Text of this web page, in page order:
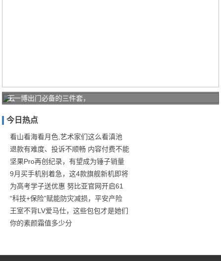
云
“全
民
健
身
日”
系
列
活
王一博出门必备的三件套，
今日热点
看山看海看月色,艺术家们这么看滇池
退款有难度、投诉不顺畅 内容付费不能
坚果Pro再创纪录，有望成为锤子销量
9月买手机别着急，这4款旗舰新机即将
为高考学子送优惠 努比亚官网开启61
“科技+保险”赋能防灾减损，平安产险
王室不背LV爱马仕，这些包包才是她们
你的素颜霜值多少分